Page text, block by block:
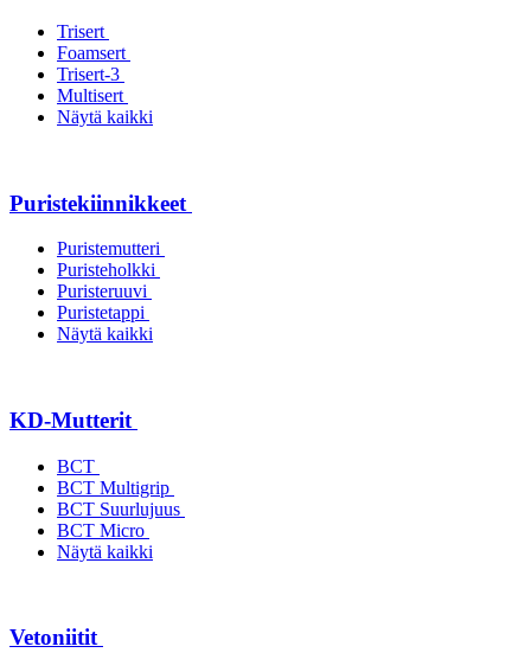
Trisert
Foamsert
Trisert-3
Multisert
Näytä kaikki
Puristekiinnikkeet
Puristemutteri
Puristeholkki
Puristeruuvi
Puristetappi
Näytä kaikki
KD-Mutterit
BCT
BCT Multigrip
BCT Suurlujuus
BCT Micro
Näytä kaikki
Vetoniitit